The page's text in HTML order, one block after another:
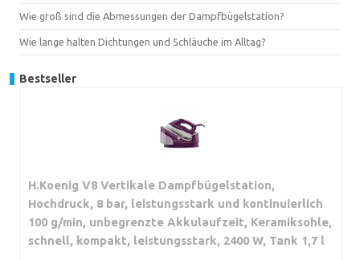
Wie groß sind die Abmessungen der Dampfbügelstation?
Wie lange halten Dichtungen und Schläuche im Alltag?
Bestseller
H.Koenig V8 Vertikale Dampfbügelstation,
Hochdruck, 8 bar, leistungsstark und kontinuierlich
100 g/min, unbegrenzte Akkulaufzeit, Keramiksohle,
schnell, kompakt, leistungsstark, 2400 W, Tank 1,7 l